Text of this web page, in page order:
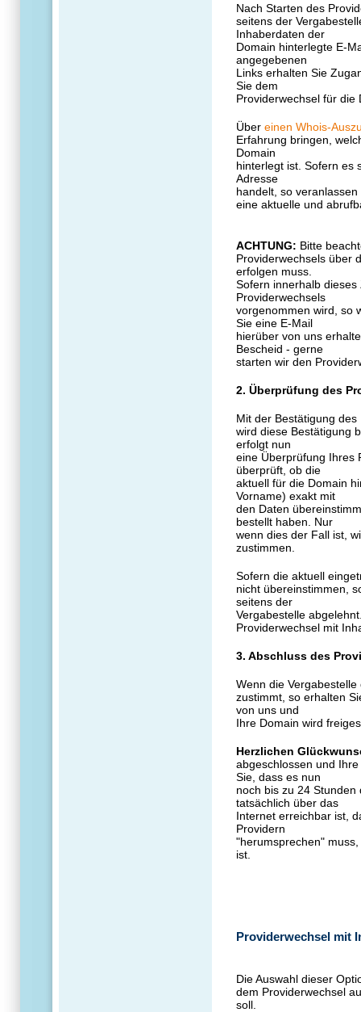
Nach Starten des
seitens der
Inhaberdaten der
Domain hinterlegte E-
angegebenen
Links erhalten Sie
Sie dem
Providerwechsel für die
Über einen Whois-
Erfahrung bringen,
Domain
hinterlegt ist. Sofern es
Adresse
handelt, so
eine aktuelle und
ACHTUNG: Bitte
Providerwechsels über
erfolgen muss.
Sofern innerhalb
Providerwechsels
vorgenommen wird, so
Sie eine E-Mail
hierüber von uns
Bescheid - gerne
starten wir den
2. Überprüfung des
Mit der Bestätigung
wird diese Bestätigung
erfolgt nun
eine Überprüfung Ihres
überprüft, ob die
aktuell für die Domain
Vorname) exakt mit
den Daten
bestellt haben. Nur
wenn dies der Fall ist,
zustimmen.
Sofern die aktuell
nicht übereinstimmen,
seitens der
Vergabestelle
Providerwechsel mit
3. Abschluss des
Wenn die
zustimmt, so erhalten
von uns und
Ihre Domain wird
Herzlichen
abgeschlossen und
Sie, dass es nun
noch bis zu 24
tatsächlich über das
Internet erreichbar ist,
Providern
"herumsprechen"
ist.
Providerwechsel mit
Die Auswahl dieser
dem Providerwechsel
soll.